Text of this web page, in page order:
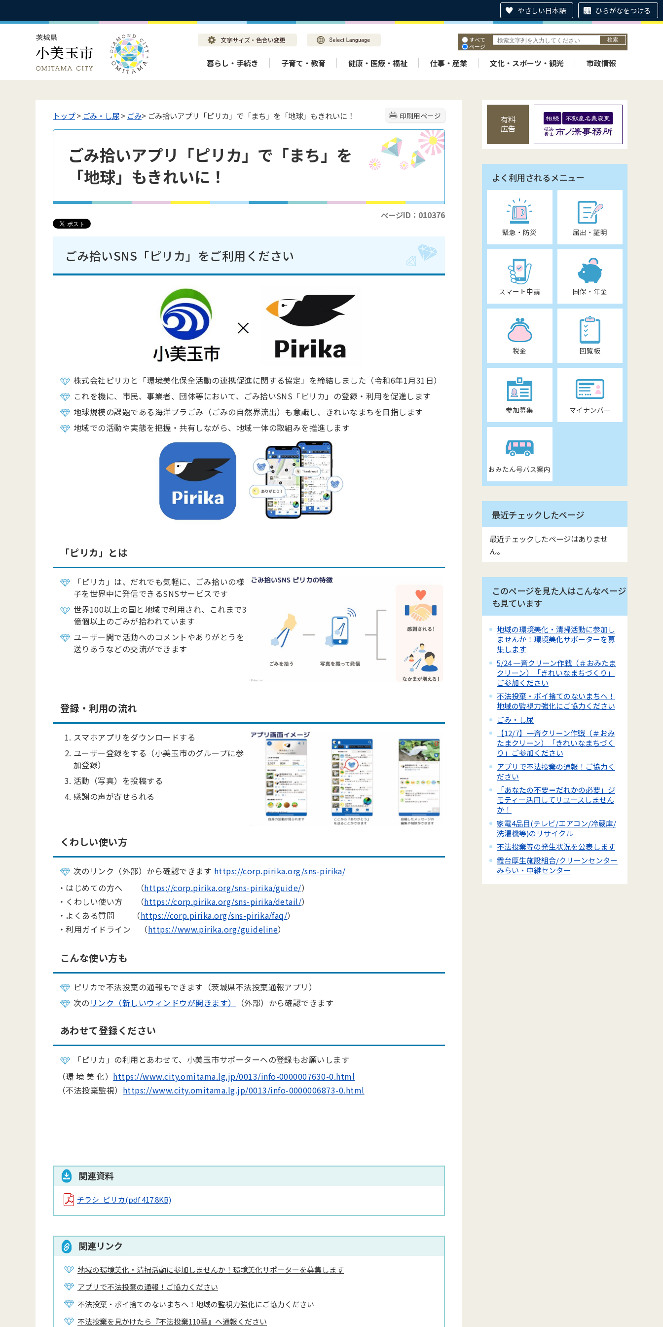
やさしい日本語 ひらがなをつける
すべて
ページ
暮らし・手続き 子育て・教育 健康・医療・福祉 仕事・産業 文化・スポーツ・観光 市政情報
印刷用ページ
トップ> ごみ・し尿> ごみ> ごみ拾いアプリ「ピリカ」で「まち」を「地球」もきれいに！
ごみ拾いアプリ「ピリカ」で「まち」を
「地球」もきれいに！
ページID：010376
ごみ拾いSNS「ピリカ」をご利用ください
株式会社ピリカと「環境美化保全活動の連携促進に関する協定」を締結しました（令和6年1月31日）
これを機に、市民、事業者、団体等において、ごみ拾いSNS「ピリカ」の登録・利用を促進します
地球規模の課題である海洋プラごみ（ごみの自然界流出）も意識し、きれいなまちを目指します
地域での活動や実態を把握・共有しながら、地域一体の取組みを推進します
「ピリカ」とは
「ピリカ」は、だれでも気軽に、ごみ拾いの様
子を世界中に発信できるSNSサービスです
世界100以上の国と地域で利用され、これまで3
億個以上のごみが拾われています
ユーザー間で活動へのコメントやありがとうを
送りあうなどの交流ができます
登録・利用の流れ
スマホアプリをダウンロードする
ユーザー登録をする（小美玉市のグループに参
加登録）
活動（写真）を投稿する
感謝の声が寄せられる
くわしい使い方
次のリンク（外部）から確認できます https://corp.pirika.org/sns-pirika/
・はじめての方へ （https://corp.pirika.org/sns-pirika/guide/）
・くわしい使い方 （https://corp.pirika.org/sns-pirika/detail/）
・よくある質問 （https://corp.pirika.org/sns-pirika/faq/）
・利用ガイドライン （https://www.pirika.org/guideline）
こんな使い方も
ピリカで不法投棄の通報もできます（茨城県不法投棄通報アプリ）
次の リンク（新しいウィンドウが開きます） （外部）から確認できます
あわせて登録ください
「ピリカ」の利用とあわせて、小美玉市サポーターへの登録もお願いします
（環 境 美 化） https://www.city.omitama.lg.jp/0013/info-0000007630-0.html
（不法投棄監視） https://www.city.omitama.lg.jp/0013/info-0000006873-0.html
関連資料
チラシ_ピリカ(pdf 417.8KB)
関連リンク
地域の環境美化・清掃活動に参加しませんか！環境美化サポーターを募集します
アプリで不法投棄の通報！ご協力ください
不法投棄・ポイ捨てのないまちへ！地域の監視力強化にご協力ください
不法投棄を見かけたら『不法投棄110番』へ通報ください
有料
広告
よく利用されるメニュー
緊急・防災 届出・証明
スマート申請 国保・年金
税金 回覧板
参加募集 マイナンバー
おみたん号バス案内
最近チェックしたページ
最近チェックしたページはありませ
ん。
このページを見た人はこんなページ
も見ています
地域の環境美化・清掃活動に参加し
ませんか！環境美化サポーターを募
集します
5/24 一斉クリーン作戦（＃おみたま
クリーン）「きれいなまちづくり」
ご参加ください
不法投棄・ポイ捨てのないまちへ！
地域の監視力強化にご協力ください
ごみ・し尿
【12/7】一斉クリーン作戦（＃おみ
たまクリーン）「きれいなまちづく
り」ご参加ください
アプリで不法投棄の通報！ご協力く
ださい
「あなたの不要＝だれかの必要」ジ
モティー活用してリユースしません
か！
家電4品目(テレビ/エアコン/冷蔵庫/
洗濯機等)のリサイクル
不法投棄等の発生状況を公表します
霞台厚生施設組合/クリーンセンター
みらい・中継センター